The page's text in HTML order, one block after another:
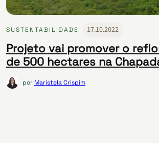
SUSTENTABILIDADE 17.10.2022
Projeto vai promover o
de 500 hectares na
por Maristela Crispim